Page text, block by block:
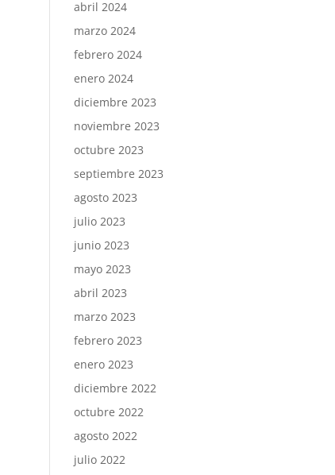
abril 2024
marzo 2024
febrero 2024
enero 2024
diciembre 2023
noviembre 2023
octubre 2023
septiembre 2023
agosto 2023
julio 2023
junio 2023
mayo 2023
abril 2023
marzo 2023
febrero 2023
enero 2023
diciembre 2022
octubre 2022
agosto 2022
julio 2022